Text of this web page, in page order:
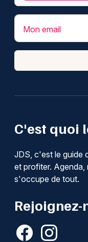
C'est quoi
JDS, c'est le guide
et profiter. Agenda,
s'occupe de tout.
Rejoignez-
Mon email